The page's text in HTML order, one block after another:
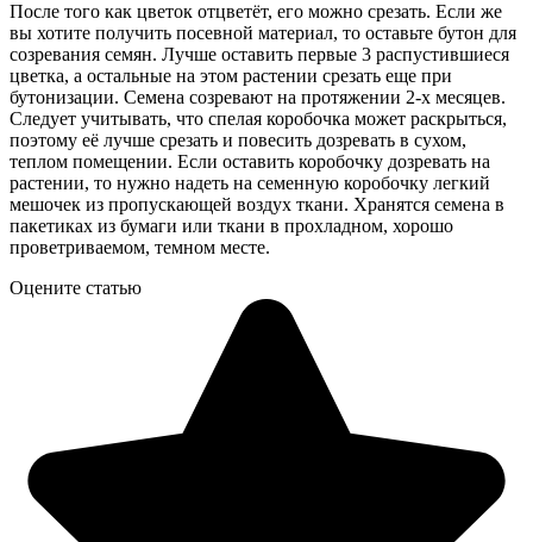
После того как цветок отцветёт, его можно срезать. Если же
вы хотите получить посевной материал, то оставьте бутон для
созревания семян. Лучше оставить первые 3 распустившиеся
цветка, а остальные на этом растении срезать еще при
бутонизации. Семена созревают на протяжении 2-х месяцев.
Следует учитывать, что спелая коробочка может раскрыться,
поэтому её лучше срезать и повесить дозревать в сухом,
теплом помещении. Если оставить коробочку дозревать на
растении, то нужно надеть на семенную коробочку легкий
мешочек из пропускающей воздух ткани. Хранятся семена в
пакетиках из бумаги или ткани в прохладном, хорошо
проветриваемом, темном месте.
Оцените статью